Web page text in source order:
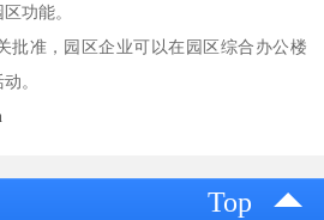
功能。
批准，园区企业可以在园区综合办公楼
。
Top